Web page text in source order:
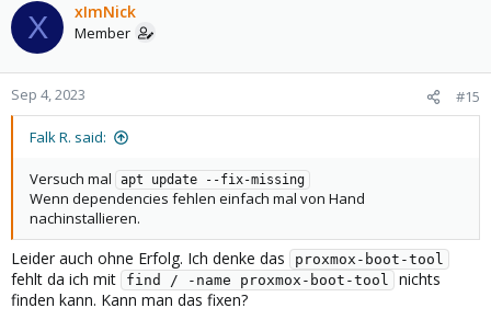
X xImNick
Member
Sep 4, 2023 #15
Falk R. said:
Versuch mal apt update --fix-missing
Wenn dependencies fehlen einfach mal von Hand
nachinstallieren.
Leider auch ohne Erfolg. Ich denke das proxmox-boot-tool
fehlt da ich mit find / -name proxmox-boot-tool
nichts
finden kann. Kann man das fixen?